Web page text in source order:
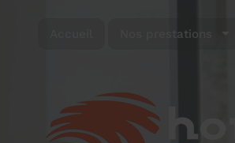
Nos prestations